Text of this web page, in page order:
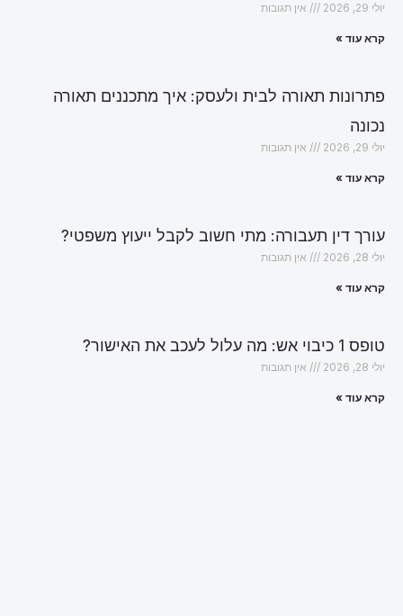
יולי 29, 2026 אין תגובות
קרא עוד »
פתרונות תאורה לבית ולעסק: איך מתכננים תאורה
נכונה
יולי 29, 2026 אין תגובות
קרא עוד »
עורך דין תעבורה: מתי חשוב לקבל ייעוץ משפטי?
יולי 28, 2026 אין תגובות
קרא עוד »
טופס 1 כיבוי אש: מה עלול לעכב את האישור?
יולי 28, 2026 אין תגובות
קרא עוד »